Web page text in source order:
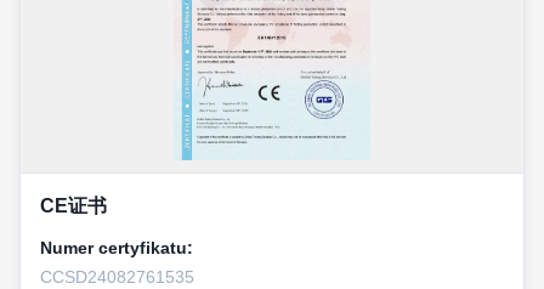
CE证书
Numer certyfikatu:
CCSD24082761535